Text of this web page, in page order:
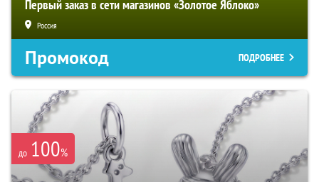
Первый заказ в сети магазинов «Золотое Яблоко»
Россия
Промокод ПОДРОБНЕЕ
до 100%